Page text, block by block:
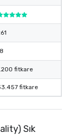
fitkare
fitkare
Sık